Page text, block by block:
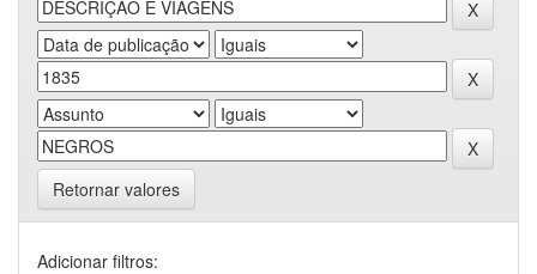
Retornar valores
Adicionar filtros: